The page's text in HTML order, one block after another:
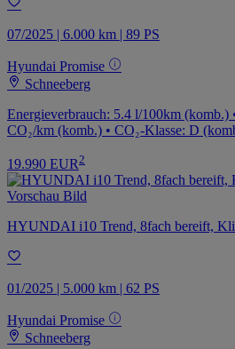
07/2025 | 6.000 km | 89 PS
Hyundai Promise
Schneeberg
Energieverbrauch: 5.4 l/100km (komb.)
CO₂/km (komb.) • CO₂-Klasse: D
19.990 EUR 2
HYUNDAI i10 Trend, 8fach bereift,
01/2025 | 5.000 km | 62 PS
Hyundai Promise
Schneeberg